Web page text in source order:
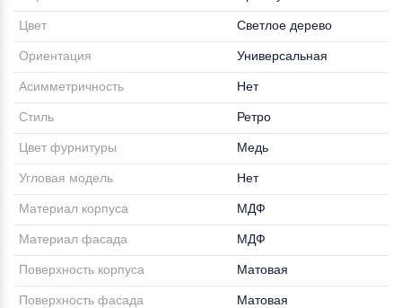
Цвет Светлое дерево
Ориентация Универсальная
Асимметричность Нет
Стиль Ретро
Цвет фурнитуры Медь
Угловая модель Нет
Материал корпуса МДФ
Материал фасада МДФ
Поверхность корпуса Матовая
Поверхность фасада Матовая